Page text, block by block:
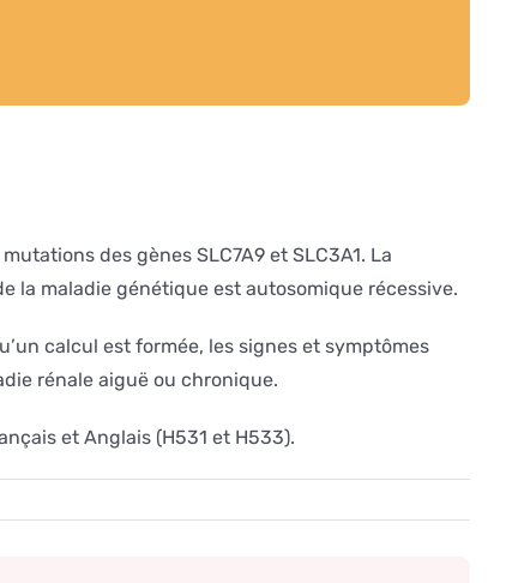
des gènes SLC7A9 et SLC3A1. La
la maladie génétique est autosomique récessive.
calcul est formée, les signes et symptômes
rénale aiguë ou chronique.
et Anglais (H531 et H533).